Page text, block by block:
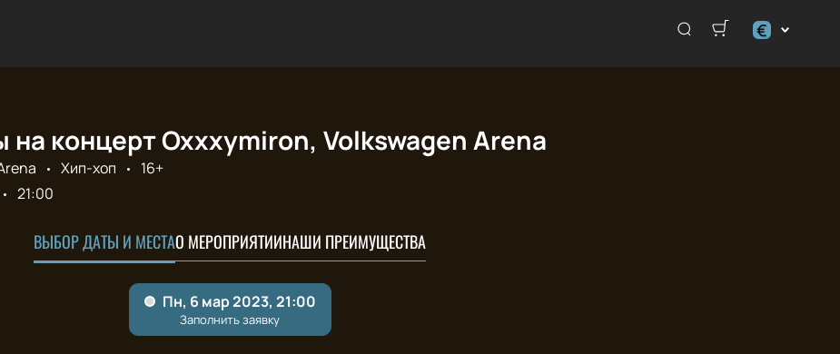
€
€
на концерт Oxxxymiron, Volkswagen Arena
Хип-хоп
16+
21:00
ВЫБОР ДАТЫ И МЕСТАО МЕРОПРИЯТИИНАШИ ПРЕИМУЩЕСТВА